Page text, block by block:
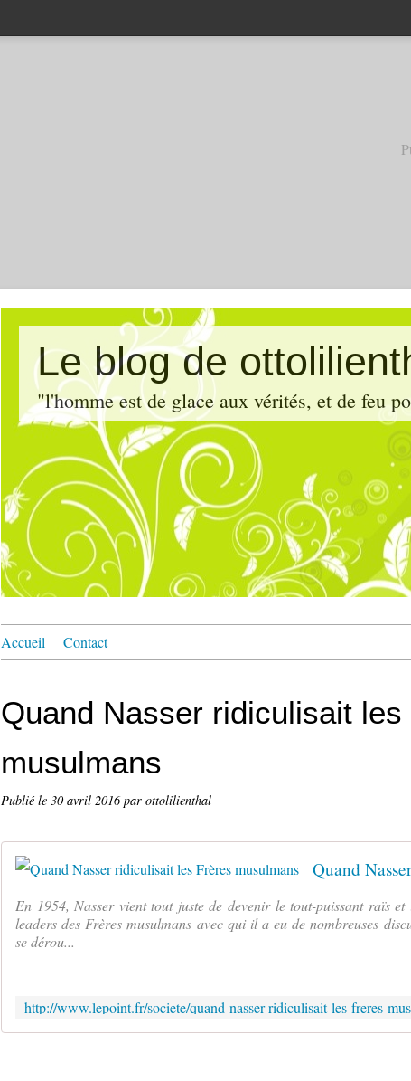
Le blog de
"l'homme est de glace aux vérités, et de feu
Accueil Contact
Quand Nasser ridiculisait les
musulmans
Publié le 30 avril 2016par ottolilienthal
En 1954, Nasser vient tout juste de devenir le tout-puissant raïs
leaders des Frères musulmans avec qui il a eu de nombreuses
se dérou...